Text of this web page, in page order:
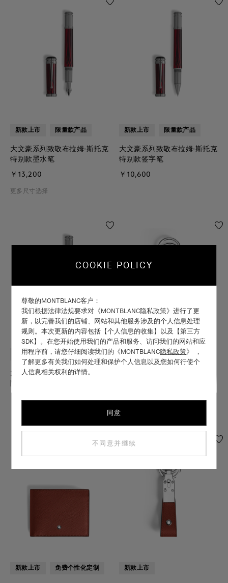
新款上市 限量款产品
大文豪系列致敬布拉姆·斯托克
特别款墨水笔
￥13,200
更多尺寸选择
新款上市 限量款产品
大文豪系列致敬布拉姆·斯托克
特别款签字笔
￥10,600
新款上市 限量款产品
大文豪系列致敬布拉姆·斯托克
￥44,300
新款上市
新款上市 免费个性化定制 新款上市
COOKIE POLICY
尊敬的MONTBLANC客户：
我们根据法律法规要求对《MONTBLANC隐私政策》进行了更
新，以完善我们的店铺、网站和其他服务涉及的个人信息处理
规则。本次更新的内容包括【个人信息的收集】以及【第三方
SDK】。在您开始使用我们的产品和服务、访问我们的网站和应
用程序前，请您仔细阅读我们的《MONTBLANC隐私政策》 ，
了解更多有关我们如何处理和保护个人信息以及您如何行使个
人信息相关权利的详情。
同意
不同意并继续